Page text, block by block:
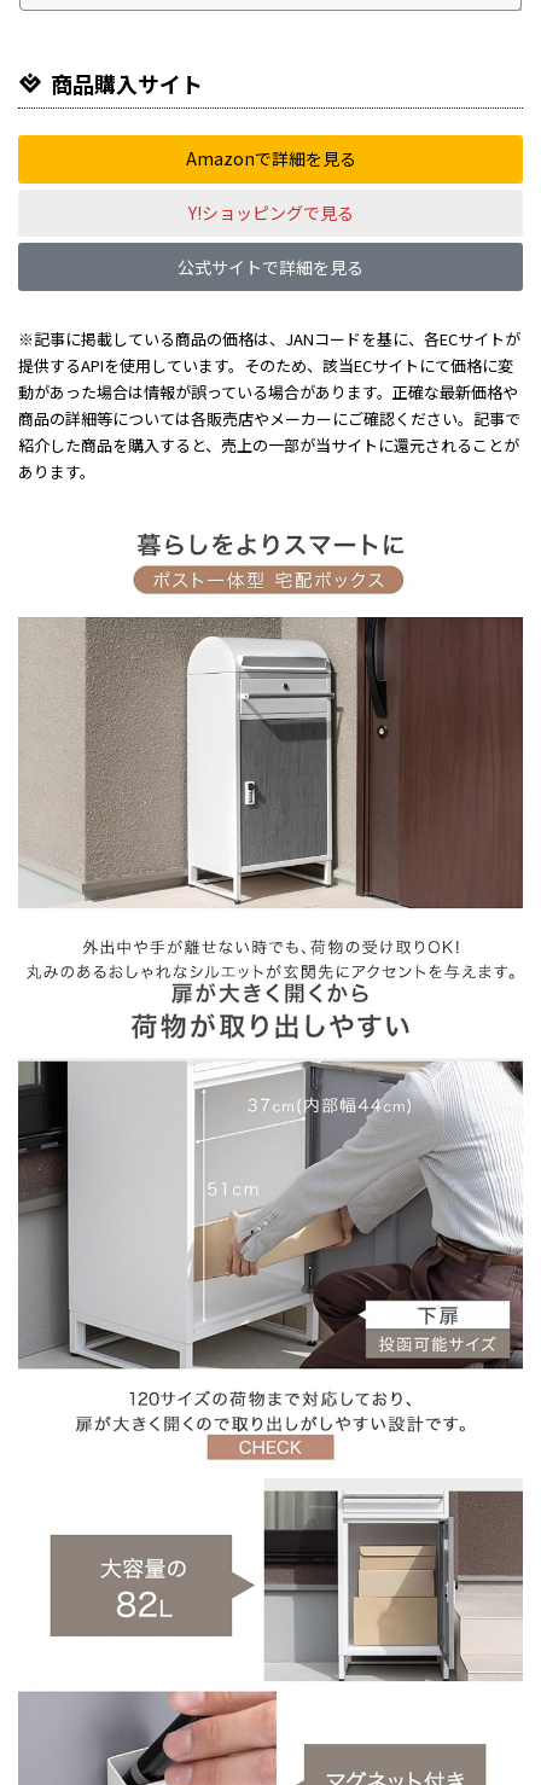
商品購入サイト
Amazonで詳細を見る
Y!ショッピングで見る
公式サイトで詳細を見る
※記事に掲載している商品の価格は、JANコードを基に、各ECサイトが
提供するAPIを使用しています。そのため、該当ECサイトにて価格に変
動があった場合は情報が誤っている場合があります。正確な最新価格や
商品の詳細等については各販売店やメーカーにご確認ください。記事で
紹介した商品を購入すると、売上の一部が当サイトに還元されることが
あります。